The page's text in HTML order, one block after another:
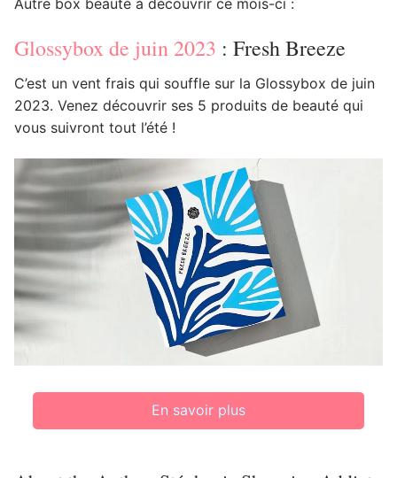
Autre box beauté à découvrir ce mois-ci :
Glossybox de juin 2023 : Fresh Breeze
C’est un vent frais qui souffle sur la Glossybox de juin
2023. Venez découvrir ses 5 produits de beauté qui
vous suivront tout l’été !
En savoir plus